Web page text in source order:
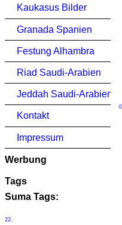
Kaukasus Bilder
Granada Spanien
Festung Alhambra
Riad Saudi-Arabien
Jeddah Saudi-Arabien
Kontakt
Impressum
Werbung
Tags
Suma Tags:
22.